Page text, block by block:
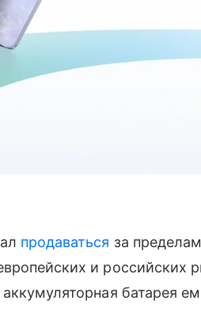
продаваться за
и российских
аккумуляторная батарея